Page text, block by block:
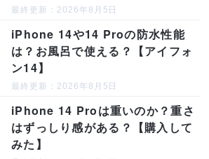
最終更新：2026年8月5日
iPhone 14や14 Proの防水性能
は？お風呂で使える？【アイフォ
ン14】
最終更新：2026年8月5日
iPhone 14 Proは重いのか？重さ
はずっしり感がある？【購入して
みた】